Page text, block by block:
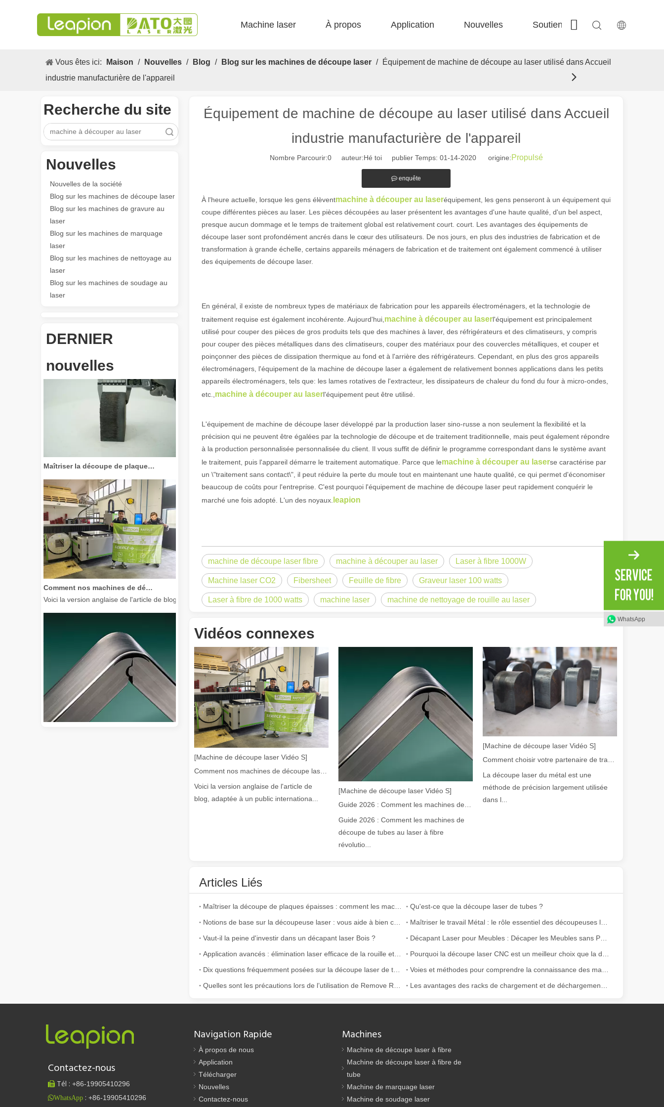
Machine laser À propos Application Nouvelles Soutien Contactez-nous
Vous êtes ici: Maison / Nouvelles / Blog / Blog sur les machines de découpe laser / Équipement de machine de découpe au laser utilisé dans Accueil
industrie manufacturière de l'appareil
Recherche du site
recherche
Nouvelles
Nouvelles de la société
Blog sur les machines de découpe laser
Blog sur les machines de gravure au
laser
Blog sur les machines de marquage
laser
Blog sur les machines de nettoyage au
laser
Blog sur les machines de soudage au
laser
DERNIER
nouvelles
Les caractéristiques polyvalentes Application et les caractéristiques exceptionnelles des machines de marquage laser Le paysage de fabrication et industriel moderne, les machines de
Voici la version anglaise de l'article de blog, adaptée à un public international tout en conservant le ton professionnel et inspirant de l'original. Briller à travers le Pacifique : comment nos machines
Guide 2026 : Comment les machines de découpe de tubes au laser à fibre révolutionnent la fabrication de tuyauxDans le monde en évolution rapide de la fabrication métallique, l'efficacité et la
La découpe laser de tubes est une technologie clé dans une industrie manufacturière en développement rapide. Il peut traiter une variété de tubes métalliques avec une précision et une
La découpe laser du métal est une méthode de précision largement utilisée dans la fabrication du métal. Il peut couper une large gamme de matériaux avec une haute précision et peu de
Équipement de machine de découpe au laser utilisé dans Accueil
industrie manufacturière de l'appareil
Nombre Parcourir:0auteur:Hé toi publier Temps: 01-14-2020 origine:Propulsé
enquête
À l'heure actuelle, lorsque les gens élèventmachine à découper au laseréquipement, les gens penseront à un équipement qui
coupe différentes pièces au laser. Les pièces découpées au laser présentent les avantages d'une haute qualité, d'un bel aspect,
presque aucun dommage et le temps de traitement global est relativement court. court. Les avantages des équipements de
découpe laser sont profondément ancrés dans le cœur des utilisateurs. De nos jours, en plus des industries de fabrication et de
transformation à grande échelle, certains appareils ménagers de fabrication et de traitement ont également commencé à utiliser
des équipements de découpe laser.
En général, il existe de nombreux types de matériaux de fabrication pour les appareils électroménagers, et la technologie de
traitement requise est également incohérente. Aujourd'hui, machine à découper au laserl'équipement est principalement
utilisé pour couper des pièces de gros produits tels que des machines à laver, des réfrigérateurs et des climatiseurs, y compris
pour couper des pièces métalliques dans des climatiseurs, couper des matériaux pour des couvercles métalliques, et couper et
poinçonner des pièces de dissipation thermique au fond et à l'arrière des réfrigérateurs. Cependant, en plus des gros appareils
électroménagers, l'équipement de la machine de découpe laser a également de relativement bonnes applications dans les petits
appareils électroménagers, tels que: les lames rotatives de l'extracteur, les dissipateurs de chaleur du fond du four à micro-ondes,
etc., machine à découper au laserl'équipement peut être utilisé.
L'équipement de machine de découpe laser développé par la production laser sino-russe a non seulement la flexibilité et la
précision qui ne peuvent être égalées par la technologie de découpe et de traitement traditionnelle, mais peut également répondre
à la production personnalisée personnalisée du client. Il vous suffit de définir le programme correspondant dans le système avant
le traitement, puis l'appareil démarre le traitement automatique. Parce que lemachine à découper au laserse caractérise par
un \"traitement sans contact\", il peut réduire la perte du moule tout en maintenant une haute qualité, ce qui permet d'économiser
beaucoup de coûts pour l'entreprise. C'est pourquoi l'équipement de machine de découpe laser peut rapidement conquérir le
marché une fois adopté. L'un des noyaux. leapion
machine de découpe laser fibre machine à découper au laser Laser à fibre 1000W
Machine laser CO2 Fibersheet Feuille de fibre Graveur laser 100 watts
Laser à fibre de 1000 watts machine laser machine de nettoyage de rouille au laser
Vidéos connexes
[Machine de découpe laser Vidéo S]
Voici la version anglaise de l'article de
blog, adaptée à un public internationa...
[Machine de découpe laser Vidéo S]
Guide 2026 : Comment les machines de
découpe de tubes au laser à fibre
révolutio...
[Machine de découpe laser Vidéo S]
Comment choisir votre partenaire de travail : machine de découpe laser
La découpe laser du métal est une
méthode de précision largement utilisée
dans l...
Articles Liés
Qu'est-ce que la découpe laser de tubes ?
Vaut-il la peine d'investir dans un décapant laser Bois ?
Contactez-nous
 Tél : +86-19905410296
WhatsApp : +86-19905410296
WhatsApp
Navigation Rapide
À propos de nous
Application
Télécharger
Nouvelles
Contactez-nous
Machines
Machine de découpe laser à fibre
Machine de découpe laser à fibre de
tube
Machine de marquage laser
Machine de soudage laser